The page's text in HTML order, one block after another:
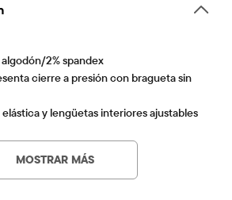
algodón/2% spandex
cierre a presión con bragueta sin
elástica y lengüetas interiores ajustables
MOSTRAR MÁS